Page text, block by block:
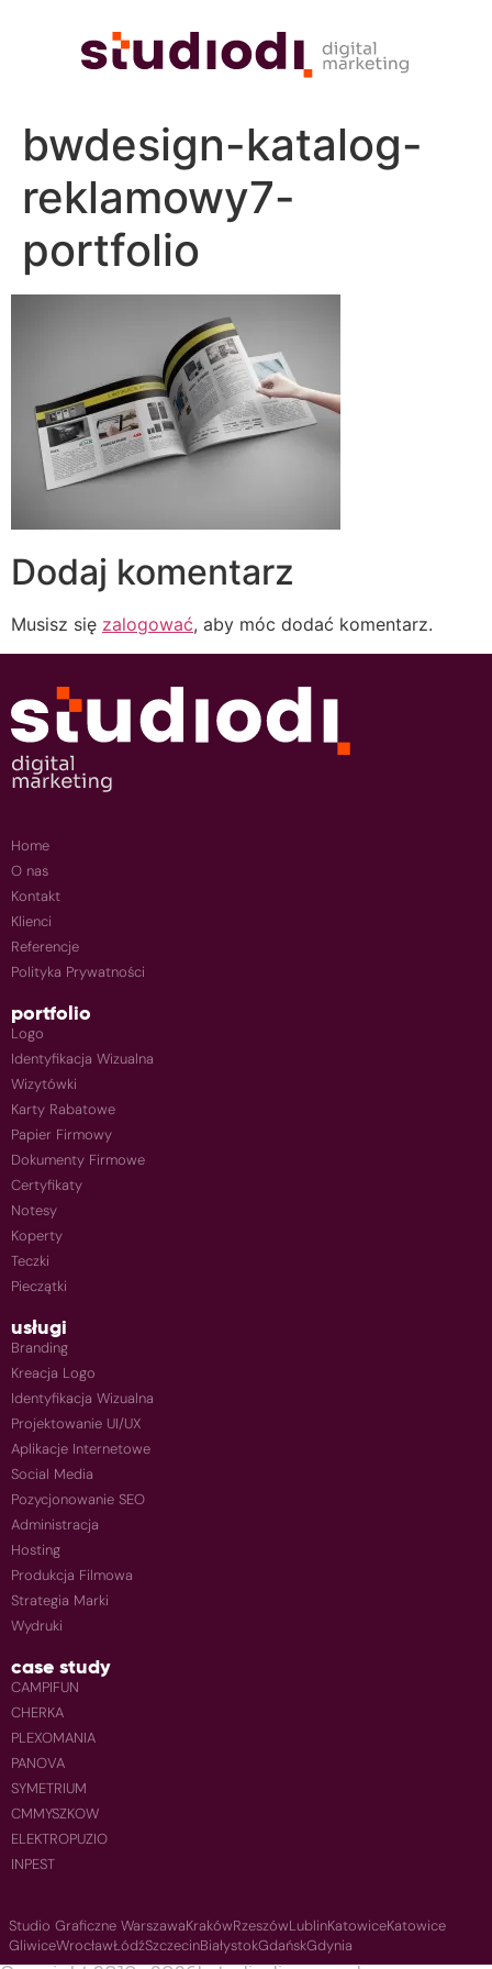
bwdesign-katalog-
reklamowy7-
portfolio
Dodaj komentarz
Musisz się zalogować, aby móc dodać komentarz.
Home
O nas
Kontakt
Klienci
Referencje
Polityka Prywatności
portfolio
Logo
Identyfikacja Wizualna
Wizytówki
Karty Rabatowe
Papier Firmowy
Dokumenty Firmowe
Certyfikaty
Notesy
Koperty
Teczki
Pieczątki
usługi
Branding
Kreacja Logo
Identyfikacja Wizualna
Projektowanie UI/UX
Aplikacje Internetowe
Social Media
Pozycjonowanie SEO
Administracja
Hosting
Produkcja Filmowa
Strategia Marki
Wydruki
case study
CAMPIFUN
CHERKA
PLEXOMANIA
PANOVA
SYMETRIUM
CMMYSZKOW
ELEKTROPUZIO
INPEST
Studio Graficzne WarszawaKrakówRzeszówLublinKatowiceKatowice
GliwiceWrocławŁódźSzczecinBiałystokGdańskGdynia